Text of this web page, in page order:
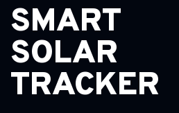
SMART
SOLAR
TRACKER